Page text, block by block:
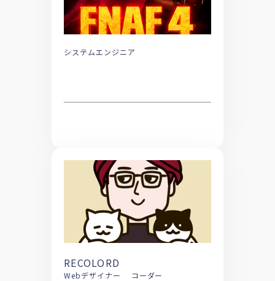
システムエンジニア
RECOLORD
Webデザイナー コーダー